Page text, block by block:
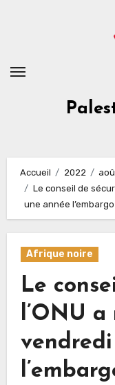
Accueil 2022
Le conseil de
une année
Afrique noire
Le
l’ONU